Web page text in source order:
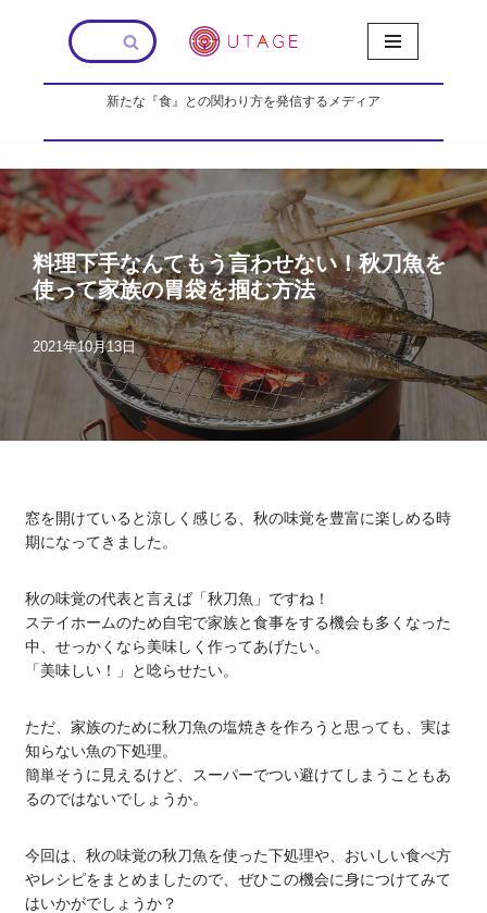
ス
キ
ッ
新たな『食』との関わり方を発信するメディア
料理下手なんてもう言わせない！秋刀魚を
使って家族の胃袋を掴む方法
2021年10月13日
窓を開けていると涼しく感じる、秋の味覚を豊富に楽しめる時
期になってきました。
秋の味覚の代表と言えば「秋刀魚」ですね！
ステイホームのため自宅で家族と食事をする機会も多くなった
中、せっかくなら美味しく作ってあげたい。
「美味しい！」と唸らせたい。
ただ、家族のために秋刀魚の塩焼きを作ろうと思っても、実は
知らない魚の下処理。
簡単そうに見えるけど、スーパーでつい避けてしまうこともあ
るのではないでしょうか。
今回は、秋の味覚の秋刀魚を使った下処理や、おいしい食べ方
やレシピをまとめましたので、ぜひこの機会に身につけてみて
はいかがでしょうか？